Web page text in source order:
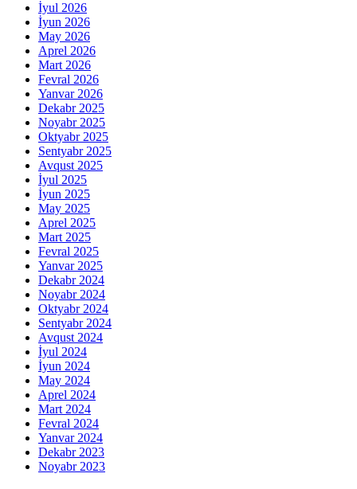
İyul 2026
İyun 2026
May 2026
Aprel 2026
Mart 2026
Fevral 2026
Yanvar 2026
Dekabr 2025
Noyabr 2025
Oktyabr 2025
Sentyabr 2025
Avqust 2025
İyul 2025
İyun 2025
May 2025
Aprel 2025
Mart 2025
Fevral 2025
Yanvar 2025
Dekabr 2024
Noyabr 2024
Oktyabr 2024
Sentyabr 2024
Avqust 2024
İyul 2024
İyun 2024
May 2024
Aprel 2024
Mart 2024
Fevral 2024
Yanvar 2024
Dekabr 2023
Noyabr 2023